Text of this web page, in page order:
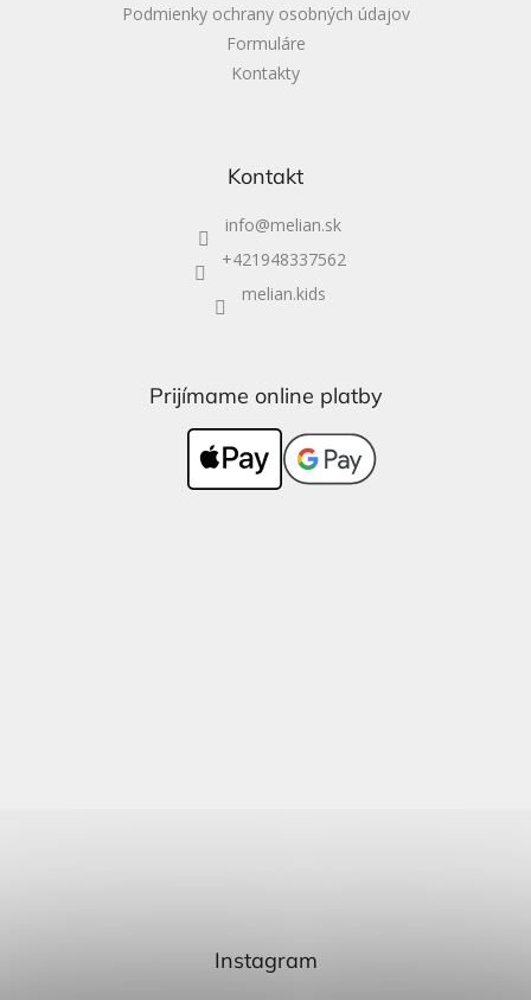
Podmienky ochrany osobných údajov
Formuláre
Kontakty
Kontakt
info@melian.sk
+421948337562
melian.kids
Prijímame online platby
Instagram